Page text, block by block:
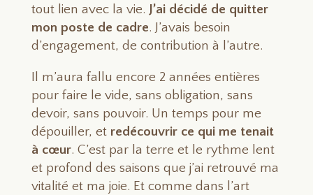
tout lien avec la vie. J’ai décidé de quitter
mon poste de cadre. J’avais besoin
d’engagement, de contribution à l’autre.
Il m’aura fallu encore 2 années entières
pour faire le vide, sans obligation, sans
devoir, sans pouvoir. Un temps pour me
dépouiller, et redécouvrir ce qui me tenait
à cœur. C’est par la terre et le rythme lent
et profond des saisons que j’ai retrouvé ma
vitalité et ma joie. Et comme dans l’art